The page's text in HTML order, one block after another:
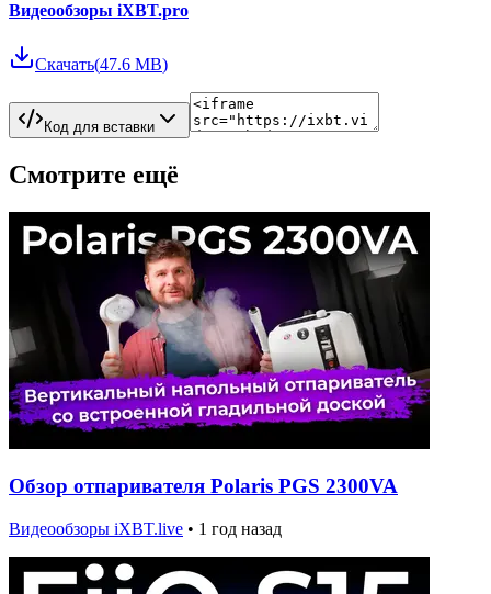
Видеообзоры iXBT.pro
Скачать(47.6 MB)
Код для вставки
Смотрите ещё
Обзор отпаривателя Polaris PGS 2300VA
Видеообзоры iXBT.live • 1 год назад